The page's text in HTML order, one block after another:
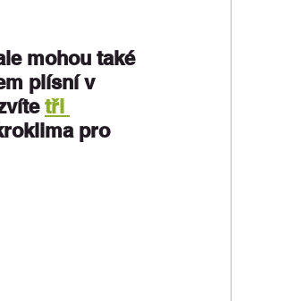
mohou také
plísní v
tři
pro